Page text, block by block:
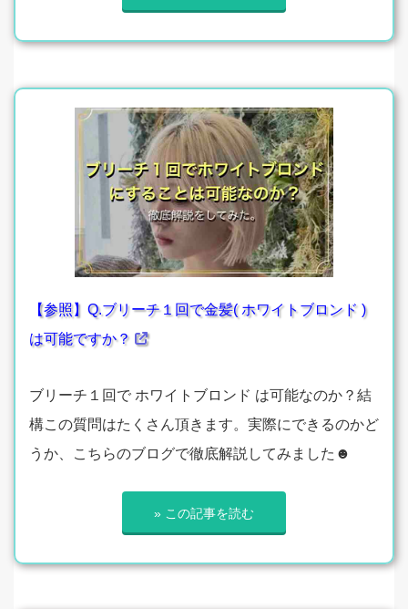
【参照】Q.ブリーチ１回で金髪( ホワイトブロンド )
は可能ですか？
ブリーチ１回で ホワイトブロンド は可能なのか？結
構この質問はたくさん頂きます。実際にできるのかど
うか、こちらのブログで徹底解説してみました☻
» この記事を読む